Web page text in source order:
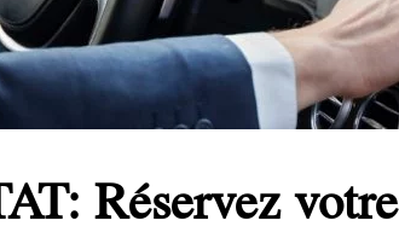
Réservez